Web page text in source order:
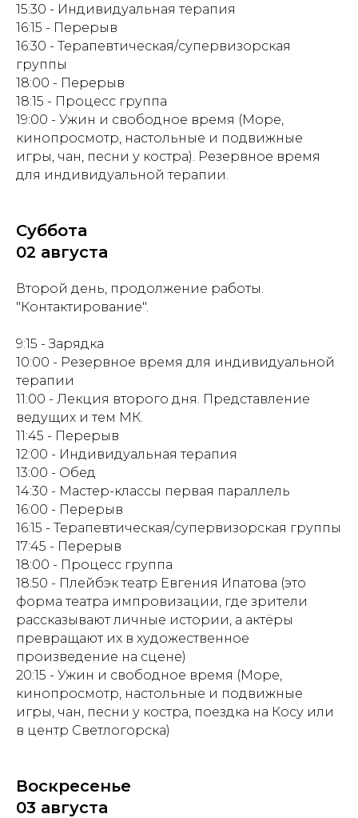
15:30 - Индивидуальная терапия
16:15 - Перерыв
16:30 - Терапевтическая/супервизорская
группы
18:00 - Перерыв
18:15 - Процесс группа
19:00 - Ужин и свободное время (Море,
кинопросмотр, настольные и подвижные
игры, чан, песни у костра). Резервное время
для индивидуальной терапии.
Суббота
02 августа
Второй день, продолжение работы.
"Контактирование".
9:15 - Зарядка
10:00 - Резервное время для индивидуальной
терапии
11:00 - Лекция второго дня. Представление
ведущих и тем МК.
11:45 - Перерыв
12:00 - Индивидуальная терапия
13:00 - Обед
14:30 - Мастер-классы первая параллель
16:00 - Перерыв
16:15 - Терапевтическая/супервизорская группы
17:45 - Перерыв
18:00 - Процесс группа
18:50 - Плейбэк театр Евгения Ипатова (это
форма театра импровизации, где зрители
рассказывают личные истории, а актёры
превращают их в художественное
произведение на сцене)
20:15 - Ужин и свободное время (Море,
кинопросмотр, настольные и подвижные
игры, чан, песни у костра, поездка на Косу или
в центр Светлогорска)
Воскресенье
03 августа